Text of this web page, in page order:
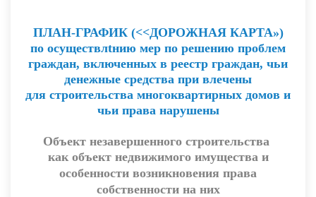
ПЛАН-ГРАФИК (<<ДОРОЖНАЯ КАРТА»)
по осуществлtнию мер по решению проблем
граждан, включенных в реестр граждан, чьи
денежные средства при влечены
для строительства многоквартирных домов и
чьи права нарушены
Объект незавершенного строительства
как объект недвижимого имущества и
особенности возникновения права
собственности на них